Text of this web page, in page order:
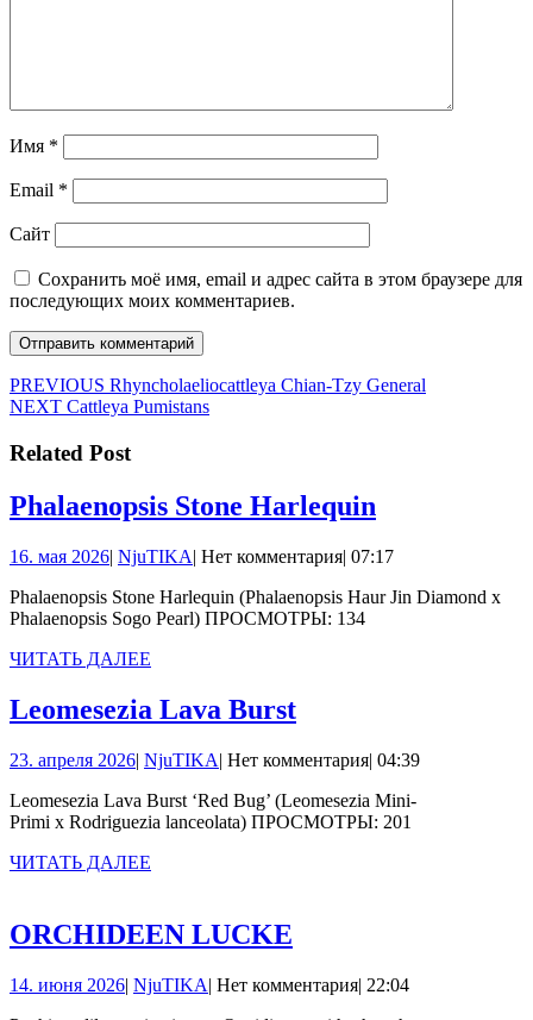
Имя *
Email *
Сайт
Сохранить моё имя, email и адрес сайта в этом браузере для
последующих моих комментариев.
Навигация
по
записям
PREVIOUS Предыдущая
запись:
Rhyncholaeliocattleya Chian-Tzy General
NEXT Следующая
Cattleya Pumistans
Related Post
Phalaenopsis Stone Harlequin
Harlequin
16. мая 202616.
2026
| NjuTIKANjuTIKA
| Нет комментария| 07:17
Phalaenopsis Stone Harlequin (Phalaenopsis Haur Jin Diamond x
Phalaenopsis Sogo Pearl) ПРОСМОТРЫ: 134
ЧИТАТЬ ДАЛЕЕ
Leomesezia Lava BurstLeomesezia
Burst
23. апреля 202623.
2026
| NjuTIKANjuTIKA
| Нет комментария| 04:39
Leomesezia Lava Burst ‘Red Bug’ (Leomesezia Mini-
Primi x Rodriguezia lanceolata) ПРОСМОТРЫ: 201
ЧИТАТЬ ДАЛЕЕ
ORCHIDEEN LUCKE
14. июня 202614.
| NjuTIKANjuTIKA
| Нет комментария| 22:04